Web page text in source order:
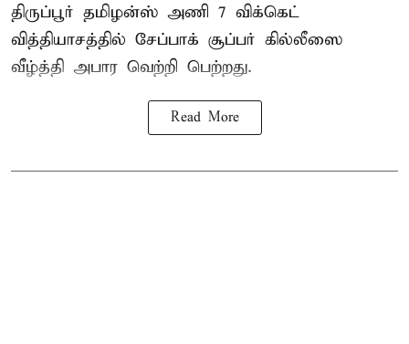
திருப்பூர் தமிழன்ஸ் அணி 7 விக்கெட்
வித்தியாசத்தில் சேப்பாக் சூப்பர் கில்லீஸை
வீழ்த்தி அபார வெற்றி பெற்றது.
Read More